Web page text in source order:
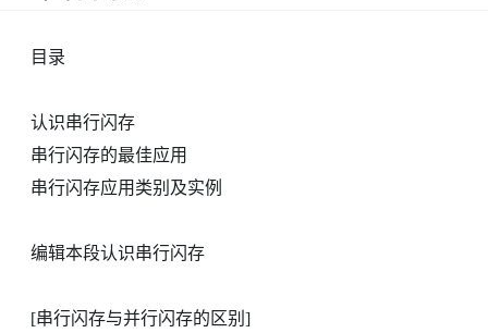
目录
认识串行闪存
串行闪存的最佳应用
串行闪存应用类别及实例
编辑本段认识串行闪存
[串行闪存与并行闪存的区别]